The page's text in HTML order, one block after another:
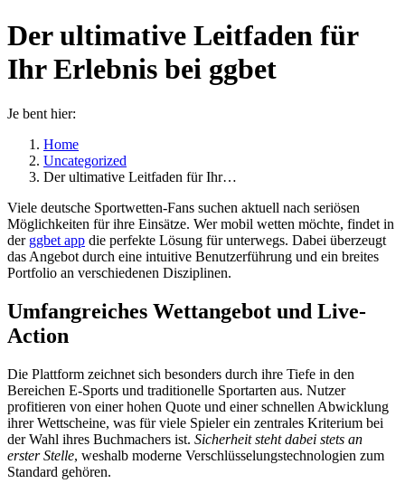
Der ultimative Leitfaden für
Ihr Erlebnis bei ggbet
Je bent hier:
Home
Uncategorized
Der ultimative Leitfaden für Ihr…
Viele deutsche Sportwetten-Fans suchen aktuell nach seriösen
Möglichkeiten für ihre Einsätze. Wer mobil wetten möchte, findet in
der ggbet app die perfekte Lösung für unterwegs. Dabei überzeugt
das Angebot durch eine intuitive Benutzerführung und ein breites
Portfolio an verschiedenen Disziplinen.
Umfangreiches Wettangebot und Live-
Action
Die Plattform zeichnet sich besonders durch ihre Tiefe in den
Bereichen E-Sports und traditionelle Sportarten aus. Nutzer
profitieren von einer hohen Quote und einer schnellen Abwicklung
ihrer Wettscheine, was für viele Spieler ein zentrales Kriterium bei
der Wahl ihres Buchmachers ist. Sicherheit steht dabei stets an
erster Stelle, weshalb moderne Verschlüsselungstechnologien zum
Standard gehören.